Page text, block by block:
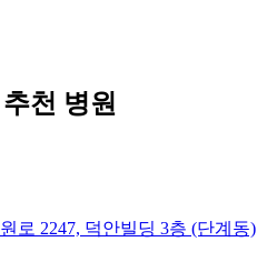
천 병원
로 2247, 덕안빌딩 3층 (단계동)